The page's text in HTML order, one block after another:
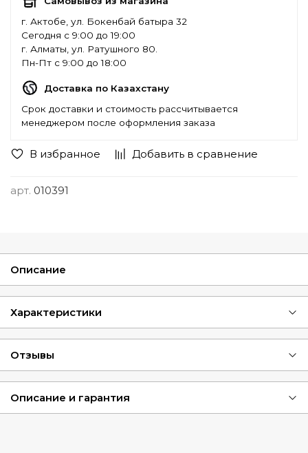
В избранное Добавить в сравнение
арт. 010391
г. Актобе, ул. Бокенбай батыра 32
Сегодня с 9:00 до 19:00
г. Алматы, ул. Ратушного 80.
Пн-Пт с 9:00 до 18:00
Доставка по Казахстану
Срок доставки и стоимость рассчитывается
менеджером после оформления заказа
Описание
Характеристики
Отзывы
Описание и гарантия